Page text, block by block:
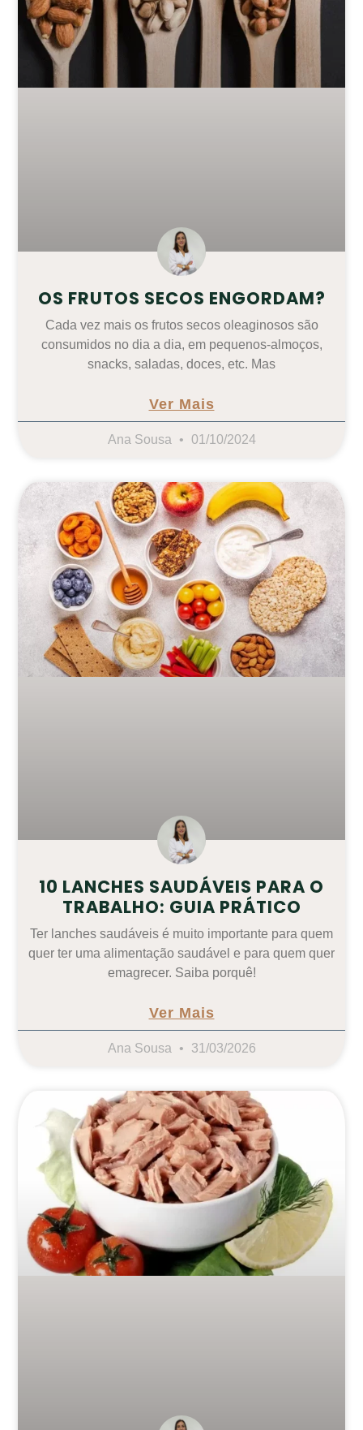
OS FRUTOS SECOS ENGORDAM?
Cada vez mais os frutos secos oleaginosos são
consumidos no dia a dia, em pequenos-almoços,
snacks, saladas, doces, etc. Mas
Ver Mais
Ana Sousa 01/10/2024
10 LANCHES SAUDÁVEIS PARA O
TRABALHO: GUIA PRÁTICO
Ter lanches saudáveis é muito importante para quem
quer ter uma alimentação saudável e para quem quer
emagrecer. Saiba porquê!
Ver Mais
Ana Sousa 31/03/2026